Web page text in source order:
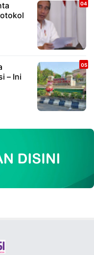
– Ini